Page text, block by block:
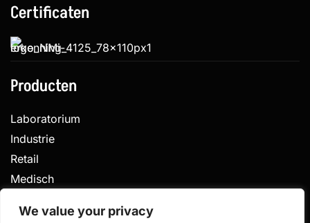
We value your privacy
Certificaten
Producten
Laboratorium
Industrie
Retail
Medisch